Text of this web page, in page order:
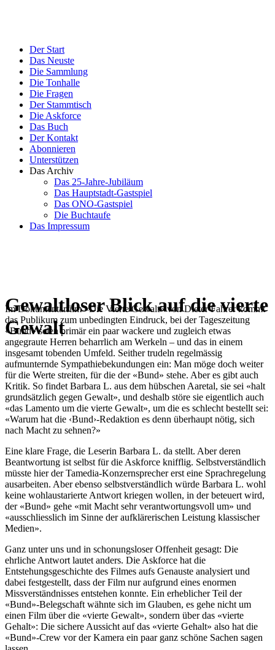
Der Start
Das Neuste
Die Sammlung
Die Tonhalle
Die Fragen
Der Stammtisch
Die Askforce
Das Buch
Der Kontakt
Abonnieren
Unterstützen
Das Archiv
Das 25-Jahre-Jubiläum
Das Hauptstadt-Gastspiel
Das ONO-Gastspiel
Die Buchtaufe
Das Impressum
Gewaltloser Blick auf die vierte
Gewalt
Im Dokumentarfilm «Die Vierte Gewalt» von Dieter Fahrer kommt
das Publikum zum unbedingten Eindruck, bei der Tageszeitung
«Bund» seien primär ein paar wackere und zugleich etwas
angegraute Herren beharrlich am Werkeln – und das in einem
insgesamt tobenden Umfeld. Seither trudeln regelmässig
aufmunternde Sympathiebekundungen ein: Man möge doch weiter
für die Werte streiten, für die der «Bund» stehe. Aber es gibt auch
Kritik. So findet Barbara L. aus dem hübschen Aaretal, sie sei «halt
grundsätzlich gegen Gewalt», und deshalb störe sie eigentlich auch
«das Lamento um die vierte Gewalt», um die es schlecht bestellt sei:
«Warum hat die ‹Bund›-Redaktion es denn überhaupt nötig, sich
nach Macht zu sehnen?»
Eine klare Frage, die Leserin Barbara L. da stellt. Aber deren
Beantwortung ist selbst für die Askforce knifflig. Selbstverständlich
müsste hier der Tamedia-Konzernsprecher erst eine Sprachregelung
ausarbeiten. Aber ebenso selbstverständlich würde Barbara L. wohl
keine wohlaustarierte Antwort kriegen wollen, in der beteuert wird,
der «Bund» gehe «mit Macht sehr verantwortungsvoll um» und
«ausschliesslich im Sinne der aufklärerischen Leistung klassischer
Medien».
Ganz unter uns und in schonungsloser Offenheit gesagt: Die
ehrliche Antwort lautet anders. Die Askforce hat die
Entstehungsgeschichte des Filmes aufs Genauste analysiert und
dabei festgestellt, dass der Film nur aufgrund eines enormen
Missverständnisses entstehen konnte. Ein erheblicher Teil der
«Bund»-Belegschaft wähnte sich im Glauben, es gehe nicht um
einen Film über die «vierte Gewalt», sondern über das «vierte
Gehalt»: Die sichere Aussicht auf das «vierte Gehalt» also hat die
«Bund»-Crew vor der Kamera ein paar ganz schöne Sachen sagen